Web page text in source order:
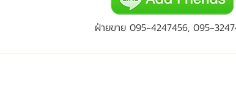
ฝ่ายขาย 095-4247456, 095-